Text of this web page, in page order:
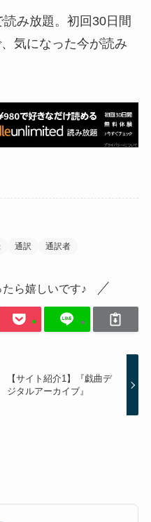
み放題。初回30日間
気になった今が読み
通訳 通訳者
ら嬉しいです♪
【サイト紹介1】『戯曲デ
ジタルアーカイブ』